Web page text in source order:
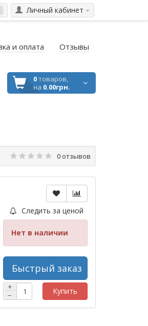
Личный кабинет
и оплата Отзывы
0товаров,
на 0.00грн.
0 отзывов
Следить за ценой
Нет в наличии
Быстрый заказ
+
−
Купить